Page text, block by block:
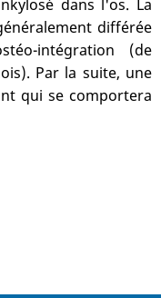
dans l'os. La
différée
intégration (de
Par la suite, une
qui se comportera